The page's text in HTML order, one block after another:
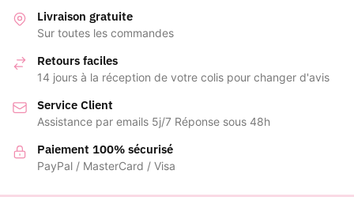
Livraison gratuite
Sur toutes les commandes
Retours faciles
14 jours à la réception de votre colis pour changer d'avis
Service Client
Assistance par emails 5j/7 Réponse sous 48h
Paiement 100% sécurisé
PayPal / MasterCard / Visa